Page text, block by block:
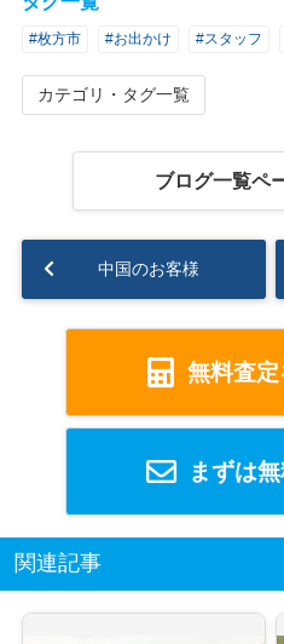
#枚方市 #お出かけ #スタッフ
カテゴリ・タグ一覧
ブログ一覧ペ
中国のお客様
無料査
まずは
関連記事